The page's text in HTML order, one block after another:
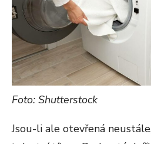
Foto: Shutterstock
Jsou-li ale otevřená